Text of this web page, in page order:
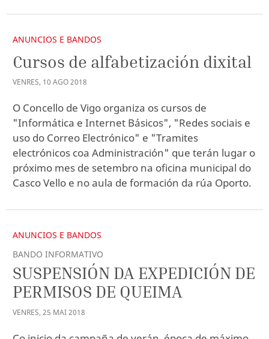
ANUNCIOS E BANDOS
Cursos de alfabetización dixital
VENRES, 10 AGO2018
O Concello de Vigo organiza os cursos de
"Informática e Internet Básicos", "Redes sociais e
uso do Correo Electrónico" e "Tramites
electrónicos coa Administración" que terán lugar o
próximo mes de setembro na oficina municipal do
Casco Vello e no aula de formación da rúa Oporto.
ANUNCIOS E BANDOS
BANDO INFORMATIVO
SUSPENSIÓN DA EXPEDICIÓN DE
PERMISOS DE QUEIMA
VENRES, 25 MAI2018